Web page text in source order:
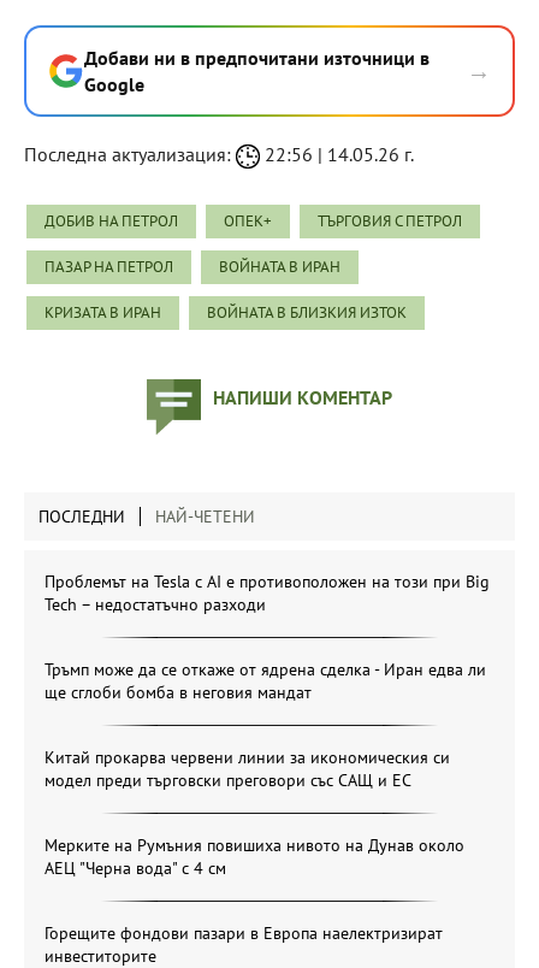
Добави ни в предпочитани източници в
Google
→
Последна актуализация: 22:56 | 14.05.26 г.
ДОБИВ НА ПЕТРОЛ ОПЕК+ ТЪРГОВИЯ С ПЕТРОЛ
ПАЗАР НА ПЕТРОЛ ВОЙНАТА В ИРАН
КРИЗАТА В ИРАН ВОЙНАТА В БЛИЗКИЯ ИЗТОК
НАПИШИ КОМЕНТАР
ПОСЛЕДНИ НАЙ-ЧЕТЕНИ
Проблемът на Tesla с AI е противоположен на този при Big
Tech – недостатъчно разходи
Тръмп може да се откаже от ядрена сделка - Иран едва ли
ще сглоби бомба в неговия мандат
Китай прокарва червени линии за икономическия си
модел преди търговски преговори със САЩ и ЕС
Мерките на Румъния повишиха нивото на Дунав около
АЕЦ "Черна вода" с 4 см
Горещите фондови пазари в Европа наелектризират
инвеститорите